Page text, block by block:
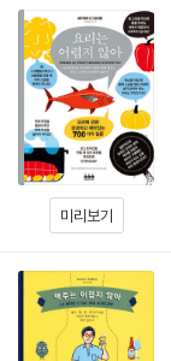
미리보기